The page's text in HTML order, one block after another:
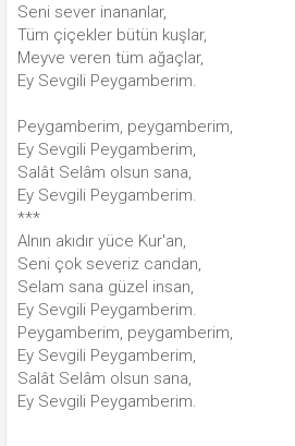
Seni sever inananlar,
Tüm çiçekler bütün kuşlar,
Meyve veren tüm ağaçlar,
Ey Sevgili Peygamberim.
Peygamberim, peygamberim,
Ey Sevgili Peygamberim,
Salât Selâm olsun sana,
Ey Sevgili Peygamberim.
***
Alnın akıdır yüce Kur'an,
Seni çok severiz candan,
Selam sana güzel insan,
Ey Sevgili Peygamberim.
Peygamberim, peygamberim,
Ey Sevgili Peygamberim,
Salât Selâm olsun sana,
Ey Sevgili Peygamberim.